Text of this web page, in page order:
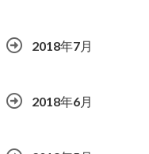
2018年7月
2018年6月